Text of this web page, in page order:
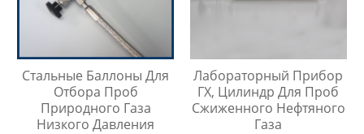
Стальные Баллоны Для
Отбора Проб
Природного Газа
Низкого Давления
Лабораторный Прибор
ГХ, Цилиндр Для Проб
Сжиженного Нефтяного
Газа